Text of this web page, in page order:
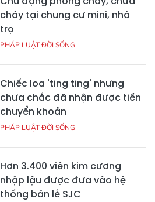
cháy tại chung cư mini, nhà
trọ
PHÁP LUẬT ĐỜI SỐNG
Chiếc loa 'ting ting' nhưng
chưa chắc đã nhận được tiền
chuyển khoản
PHÁP LUẬT ĐỜI SỐNG
Hơn 3.400 viên kim cương
nhập lậu được đưa vào hệ
thống bán lẻ SJC